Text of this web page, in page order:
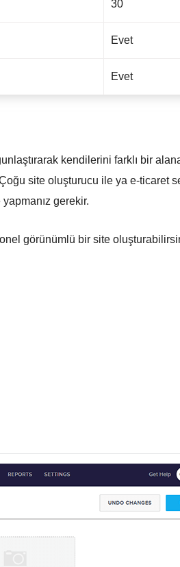
30
Evet
Evet
kendilerini farklı bir
site oluşturucu ile ya e-ticaret
gerekir.
görünümlü bir site